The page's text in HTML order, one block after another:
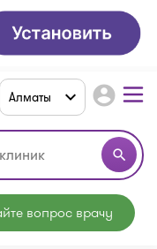
search
Алматы account_circle
вопрос врачу